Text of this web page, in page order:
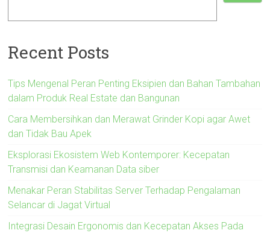
Recent Posts
Tips Mengenal Peran Penting Eksipien dan Bahan Tambahan
dalam Produk Real Estate dan Bangunan
Cara Membersihkan dan Merawat Grinder Kopi agar Awet
dan Tidak Bau Apek
Eksplorasi Ekosistem Web Kontemporer: Kecepatan
Transmisi dan Keamanan Data siber
Menakar Peran Stabilitas Server Terhadap Pengalaman
Selancar di Jagat Virtual
Integrasi Desain Ergonomis dan Kecepatan Akses Pada